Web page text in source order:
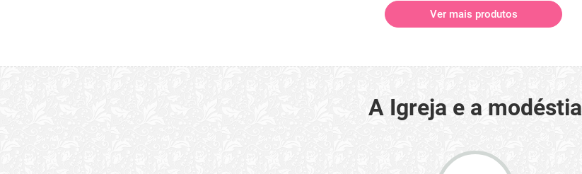
Ver mais produtos
A Igreja e a modéstia